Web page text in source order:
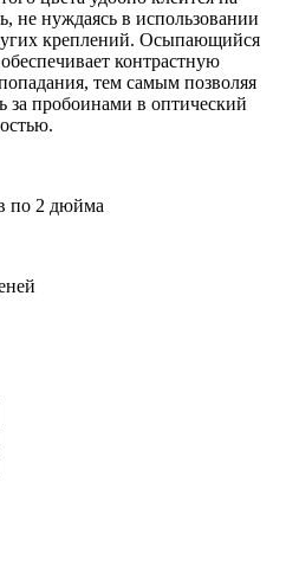
не нуждаясь в использовании
креплений. Осыпающийся
контрастную
тем самым позволяя
за пробоинами в оптический
по 2 дюйма